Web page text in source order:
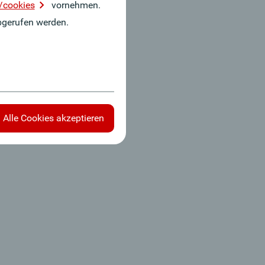
cookies
vornehmen.
werden.
Alle Cookies akzeptieren